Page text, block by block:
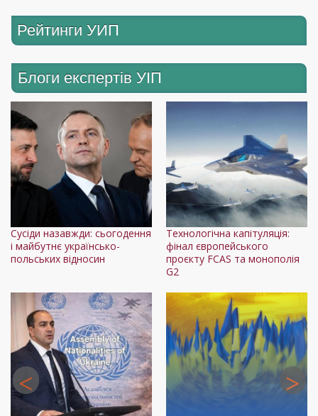
Рейтинги УИП
Блоги експертів УІП
Сусіди назавжди: сьогодення
і майбутнє українсько-
польських відносин
Технологічна капітуляція:
фінал європейського
проєкту FCAS та монополія
G2